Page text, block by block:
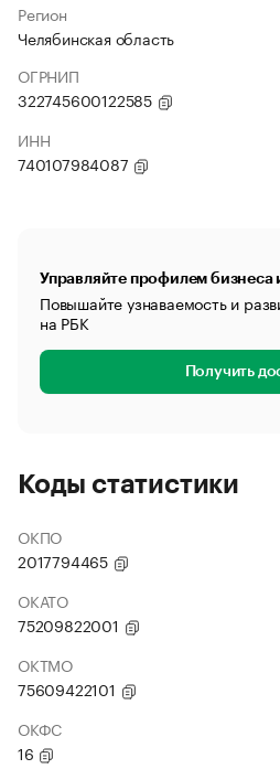
Регион
Челябинская область
ОГРНИП
322745600122585
ИНН
740107984087
Управляйте профилем бизнеса
Повышайте узнаваемость и
на РБК
Получить
Коды статистики
ОКПО
2017794465
ОКАТО
75209822001
ОКТМО
75609422101
ОКФС
16